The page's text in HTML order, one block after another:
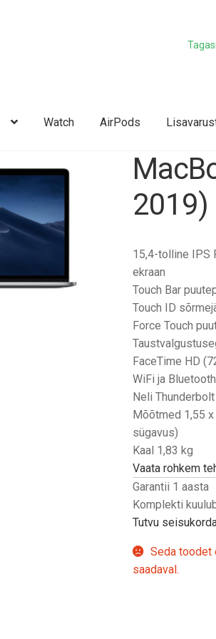
Watch AirPods
2019)
15,4-tolline IPS
ekraan
Touch Bar
Touch ID
Force Touch
FaceTime HD
WiFi ja
Neli
Mõõtmed 1,55
sügavus)
Kaal 1,83 kg
Vaata rohkem
Garantii 1 aasta
Komplekti
Tutvu
Seda toodet
saadaval.